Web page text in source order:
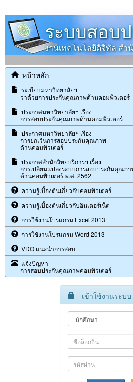
ระบบสอบ
งานเทคโนโลยีดิจิทัล ส
หน้าหลัก
ระเบียบมหาวิทยาลัยฯ
ว่าด้วยการประกันคุณภาพด้านคอมพิวเตอร์
ประกาศมหาวิทยาลัยฯ เรื่อง
การสอบประกันคุณภาพด้านคอมพิวเตอร์
ประกาศมหาวิทยาลัยฯ เรื่อง
การยกเว้นการสอบประกันคุณภาพ
ด้านคอมพิวเตอร์
ประกาศสำนักวิทยบริการฯ เรื่อง
การเปลี่ยนแปลงระบบการสอบประกันคุณภา
ด้านคอมพิวเตอร์ พ.ศ. 2562
ความรู้เบื้องต้นเกี่ยวกับคอมพิวเตอร์
ความรู้เบื้องต้นเกี่ยวกับอินเตอร์เน็ต
การใช้งานโปรแกรม Excel 2013
การใช้งานโปรแกรม Word 2013
VDO แนะนำการสอบ
แจ้งปัญหา
การสอบประกันคุณภาพคอมพิวเตอร์
เข้าใช้งานระบบ